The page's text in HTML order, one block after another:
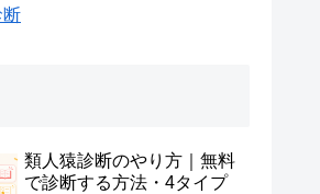
断
類人猿診断のやり方｜無料
で診断する方法・4タイプ